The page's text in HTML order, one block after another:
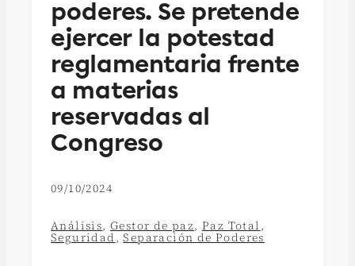
poderes. Se pretende
ejercer la potestad
reglamentaria frente
a materias
reservadas al
Congreso
09/10/2024
Análisis,Gestor de paz,Paz Total ,
Seguridad ,Separación de Poderes